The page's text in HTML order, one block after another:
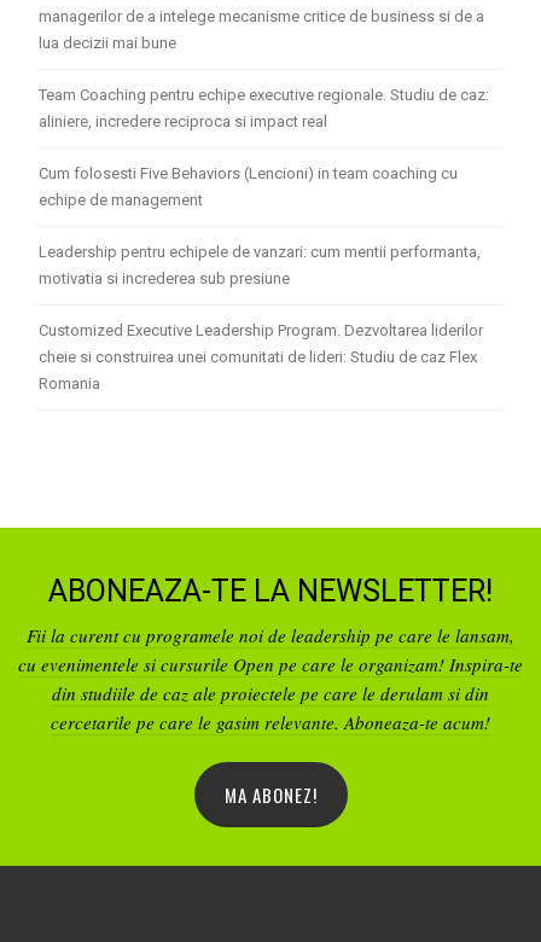
managerilor de a intelege mecanisme critice de business si de a
lua decizii mai bune
Team Coaching pentru echipe executive regionale. Studiu de caz:
aliniere, incredere reciproca si impact real
Cum folosesti Five Behaviors (Lencioni) in team coaching cu
echipe de management
Leadership pentru echipele de vanzari: cum mentii performanta,
motivatia si increderea sub presiune
Customized Executive Leadership Program. Dezvoltarea liderilor
cheie si construirea unei comunitati de lideri: Studiu de caz Flex
Romania
ABONEAZA-TE LA NEWSLETTER!
Fii la curent cu programele noi de leadership pe care le lansam,
cu evenimentele si cursurile Open pe care le organizam! Inspira-te
din studiile de caz ale proiectele pe care le derulam si din
cercetarile pe care le gasim relevante. Aboneaza-te acum!
MA ABONEZ!